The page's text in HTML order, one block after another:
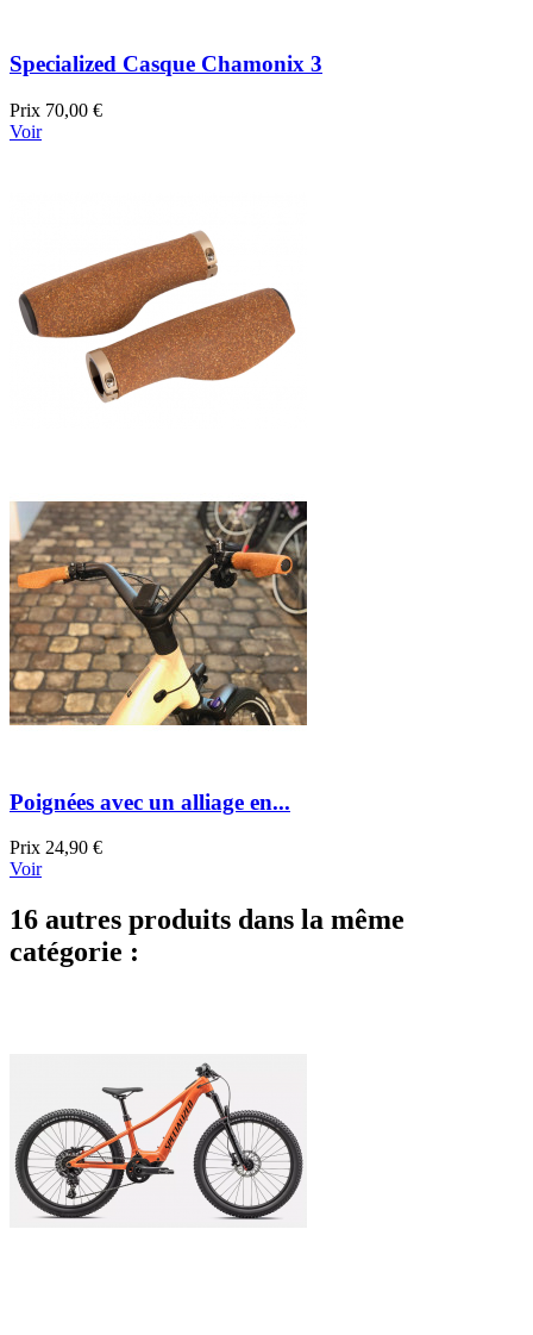
Specialized Casque Chamonix 3
Prix 70,00 €
Voir
Poignées avec un alliage en...
Prix 24,90 €
Voir
16 autres produits dans la même
catégorie :